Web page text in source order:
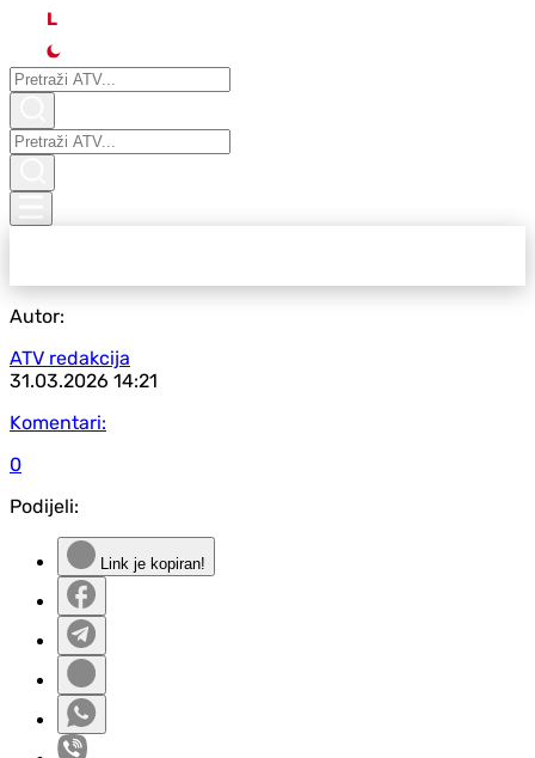
L
Autor:
ATV redakcija
31.03.2026 14:21
Komentari:
0
Podijeli:
Link je kopiran!